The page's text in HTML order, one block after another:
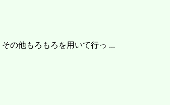
の他もろもろを用いて行っ ...